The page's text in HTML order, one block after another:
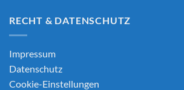
RECHT & DATENSCHUTZ
Impressum
Datenschutz
Cookie-Einstellungen